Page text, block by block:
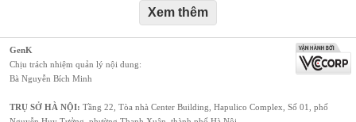
Xem thêm
GenK
Chịu trách nhiệm quản lý nội dung:
Bà Nguyễn Bích Minh
TRỤ SỞ HÀ NỘI: Tầng 22, Tòa nhà Center Building, Hapulico Complex, Số 01, phố